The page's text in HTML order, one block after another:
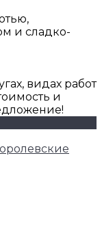
и сладко-
видах работ
и